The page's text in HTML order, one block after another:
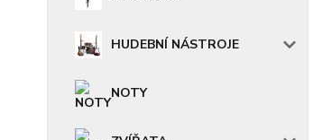
HUDEBNÍ NÁSTROJE
NOTY